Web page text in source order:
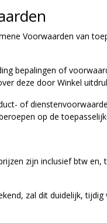
Voorwaarden van
bepalingen of
deze door Winkel
of
op de
zijn inclusief btw
zal dit duidelijk,